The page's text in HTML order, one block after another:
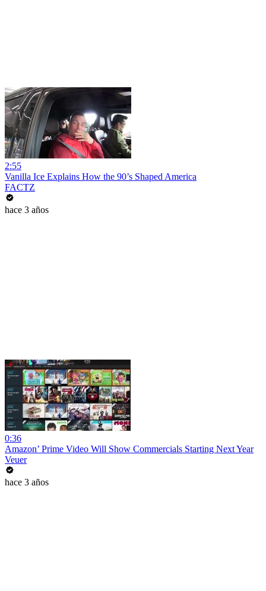
2:55
Vanilla Ice Explains How the 90’s Shaped America
FACTZ
hace 3 años
0:36
Amazon’ Prime Video Will Show Commercials Starting Next Year
Veuer
hace 3 años